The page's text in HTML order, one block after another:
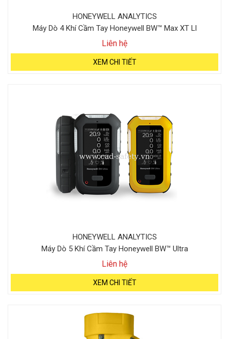
HONEYWELL ANALYTICS
Máy Dò 4 Khí Cầm Tay Honeywell BW™ Max XT Ll
Liên hệ
XEM CHI TIẾT
HONEYWELL ANALYTICS
Máy Dò 5 Khí Cầm Tay Honeywell BW™ Ultra
Liên hệ
XEM CHI TIẾT